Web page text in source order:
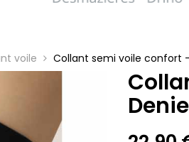
voile Collant semi voile confort